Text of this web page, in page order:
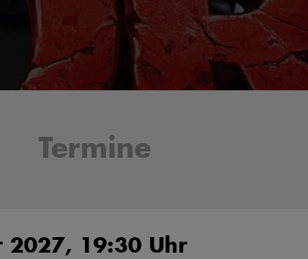
Termine
2027, 19:30 Uhr